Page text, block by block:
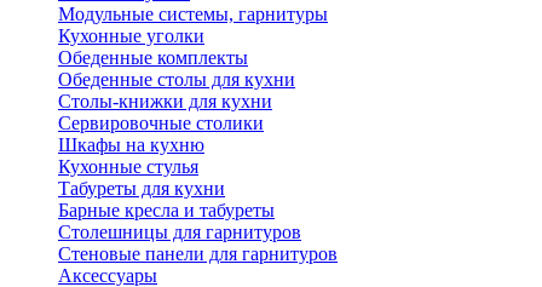
Модульные системы, гарнитуры
Кухонные уголки
Обеденные комплекты
Обеденные столы для кухни
Столы-книжки для кухни
Сервировочные столики
Шкафы на кухню
Кухонные стулья
Табуреты для кухни
Барные кресла и табуреты
Столешницы для гарнитуров
Стеновые панели для гарнитуров
Аксессуары